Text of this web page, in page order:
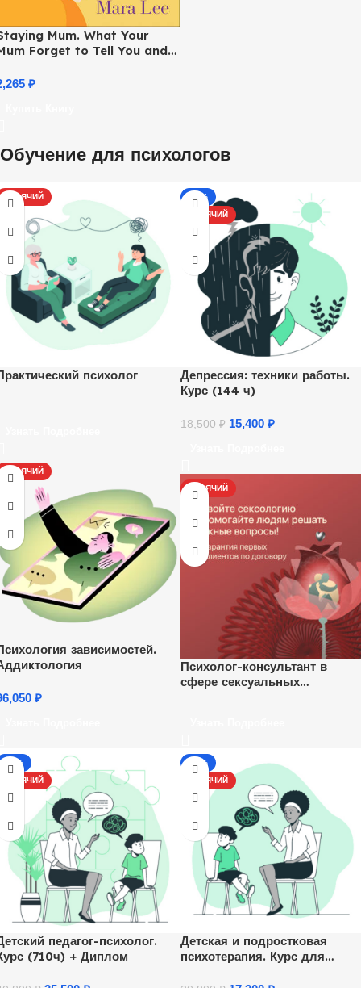
Mum. What Your
Forget to Tell You and
₽
Обучение для психологов
ГОРЯЧИЙ
психолог
-17%
ГОРЯЧИЙ
Депрессия: техники работы.
Курс (144 ч)
18,500₽ 15,400 ₽
ГОРЯЧИЙ
зависимостей.
₽
ГОРЯЧИЙ
Психолог-консультант в
сфере сексуальных
-13%
ГОРЯЧИЙ
педагог-психолог.
(710ч) + Диплом
-17%
ГОРЯЧИЙ
Детская и подростковая
психотерапия. Курс для